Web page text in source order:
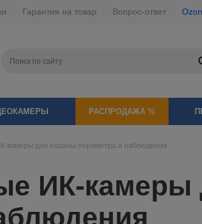
Гарантия на товар Вопрос-ответ Ozon
РАСПРОДАЖА %
камеры для охраны периметра и наблюдения
ИК-камеры